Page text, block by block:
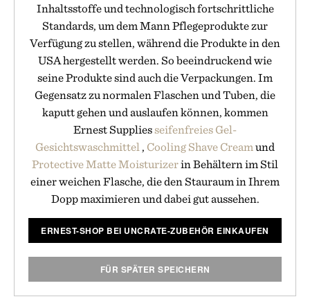
Inhaltsstoffe und technologisch fortschrittliche
Standards, um dem Mann Pflegeprodukte zur
Verfügung zu stellen, während die Produkte in den
USA hergestellt werden. So beeindruckend wie
seine Produkte sind auch die Verpackungen. Im
Gegensatz zu normalen Flaschen und Tuben, die
kaputt gehen und auslaufen können, kommen
Ernest Suppliesseifenfreies Gel-
Gesichtswaschmittel , Cooling Shave Cream und
Protective Matte Moisturizerin Behältern im Stil
einer weichen Flasche, die den Stauraum in Ihrem
Dopp maximieren und dabei gut aussehen.
ERNEST-SHOP BEI UNCRATE-ZUBEHÖR EINKAUFEN
FÜR SPÄTER SPEICHERN